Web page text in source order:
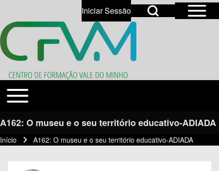
Close search
Search
Open Sidebar
Open Search Block
User account menu
Iniciar SessãoOpen login dialog
Temas
Toggle main menu
A162: O museu e o seu território educativo-ADIADA
Navegação estrutural
Início A162: O museu e o seu território educativo-ADIADA